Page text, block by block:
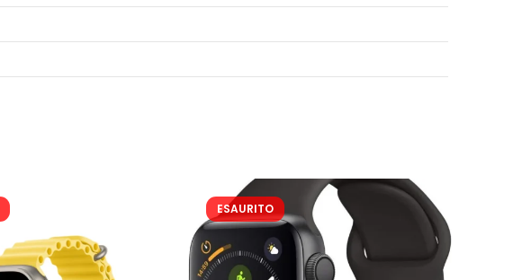
ESAURITO